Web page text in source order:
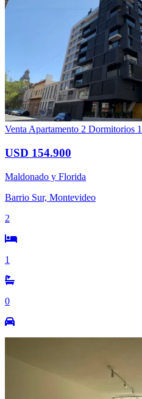
Venta Apartamento 2 Dormitorios
USD 154.900
Maldonado y Florida
Barrio Sur, Montevideo
2
1
0